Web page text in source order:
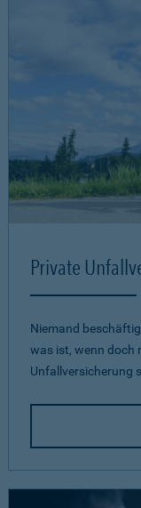
Private
Niemand
was ist, wenn doch
Unfallversicherung